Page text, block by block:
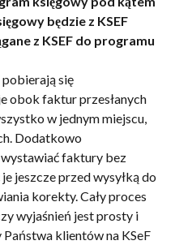
będzie z KSEF
z KSEF do programu
pobierają się
obok faktur przesłanych
w jednym miejscu,
Dodatkowo
faktury bez
jeszcze przed wysyłką do
korekty. Cały proces
wyjaśnień jest prosty i
klientów na KSeF